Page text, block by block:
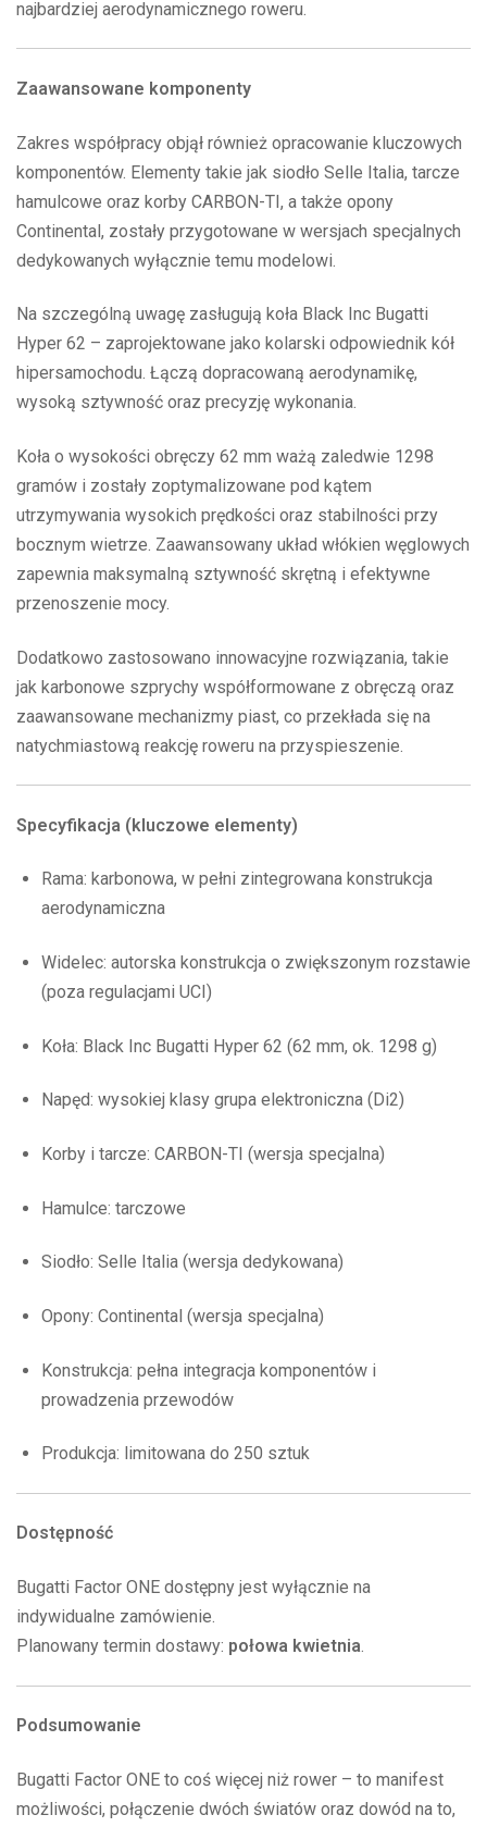
najbardziej aerodynamicznego roweru.
Zaawansowane komponenty
Zakres współpracy objął również opracowanie kluczowych
komponentów. Elementy takie jak siodło Selle Italia, tarcze
hamulcowe oraz korby CARBON-TI, a także opony
Continental, zostały przygotowane w wersjach specjalnych
dedykowanych wyłącznie temu modelowi.
Na szczególną uwagę zasługują koła Black Inc Bugatti
Hyper 62 – zaprojektowane jako kolarski odpowiednik kół
hipersamochodu. Łączą dopracowaną aerodynamikę,
wysoką sztywność oraz precyzję wykonania.
Koła o wysokości obręczy 62 mm ważą zaledwie 1298
gramów i zostały zoptymalizowane pod kątem
utrzymywania wysokich prędkości oraz stabilności przy
bocznym wietrze. Zaawansowany układ włókien węglowych
zapewnia maksymalną sztywność skrętną i efektywne
przenoszenie mocy.
Dodatkowo zastosowano innowacyjne rozwiązania, takie
jak karbonowe szprychy współformowane z obręczą oraz
zaawansowane mechanizmy piast, co przekłada się na
natychmiastową reakcję roweru na przyspieszenie.
Specyfikacja (kluczowe elementy)
Rama: karbonowa, w pełni zintegrowana konstrukcja
aerodynamiczna
Widelec: autorska konstrukcja o zwiększonym rozstawie
(poza regulacjami UCI)
Koła: Black Inc Bugatti Hyper 62 (62 mm, ok. 1298 g)
Napęd: wysokiej klasy grupa elektroniczna (Di2)
Korby i tarcze: CARBON-TI (wersja specjalna)
Hamulce: tarczowe
Siodło: Selle Italia (wersja dedykowana)
Opony: Continental (wersja specjalna)
Konstrukcja: pełna integracja komponentów i
prowadzenia przewodów
Produkcja: limitowana do 250 sztuk
Dostępność
Bugatti Factor ONE dostępny jest wyłącznie na
indywidualne zamówienie.
Planowany termin dostawy: połowa kwietnia.
Podsumowanie
Bugatti Factor ONE to coś więcej niż rower – to manifest
możliwości, połączenie dwóch światów oraz dowód na to,